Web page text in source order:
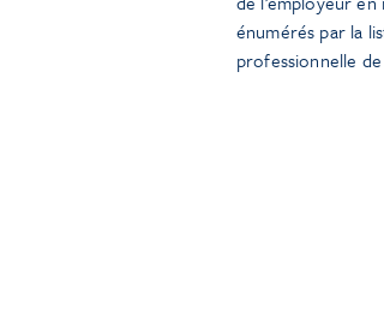
énumérés par la
professionnelle